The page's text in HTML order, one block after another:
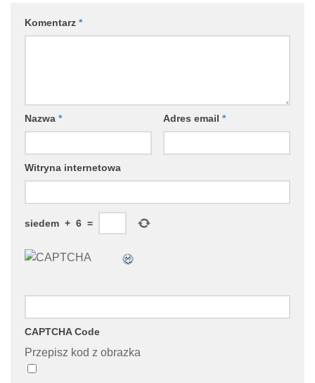
Komentarz *
Nazwa * Adres email *
Witryna internetowa
siedem + 6 =
CAPTCHA Code
Przepisz kod z obrazka